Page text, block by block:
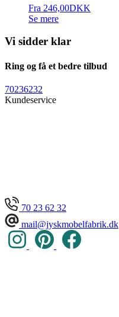
Fra 246,00DKK
Se mere
Vi sidder klar
Ring og få et bedre tilbud
70236232
Kundeservice
70 23 62 32
mail@jyskmobelfabrik.dk